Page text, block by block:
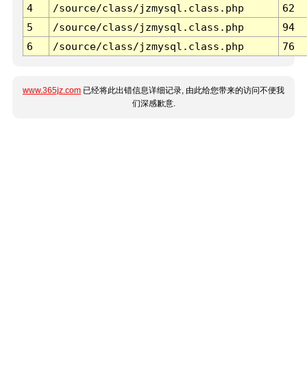
4
/source/class/jzmysql.class.php
62
5
/source/class/jzmysql.class.php
94
6
/source/class/jzmysql.class.php 76
www.365jz.com 已经将此出错信息详细记录, 由此给您带来的访问不便我
们深感歉意.